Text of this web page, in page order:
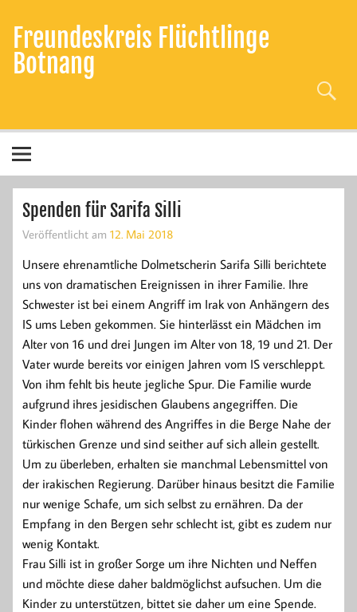
springen
Freundeskreis Flüchtlinge
Botnang
Spenden für Sarifa Silli
Veröffentlicht am 12. Mai 2018
Unsere ehrenamtliche Dolmetscherin Sarifa Silli berichtete
uns von dramatischen Ereignissen in ihrer Familie. Ihre
Schwester ist bei einem Angriff im Irak von Anhängern des
IS ums Leben gekommen. Sie hinterlässt ein Mädchen im
Alter von 16 und drei Jungen im Alter von 18, 19 und 21. Der
Vater wurde bereits vor einigen Jahren vom IS verschleppt.
Von ihm fehlt bis heute jegliche Spur. Die Familie wurde
aufgrund ihres jesidischen Glaubens angegriffen. Die
Kinder flohen während des Angriffes in die Berge Nahe der
türkischen Grenze und sind seither auf sich allein gestellt.
Um zu überleben, erhalten sie manchmal Lebensmittel von
der irakischen Regierung. Darüber hinaus besitzt die Familie
nur wenige Schafe, um sich selbst zu ernähren. Da der
Empfang in den Bergen sehr schlecht ist, gibt es zudem nur
wenig Kontakt.
Frau Silli ist in großer Sorge um ihre Nichten und Neffen
und möchte diese daher baldmöglichst aufsuchen. Um die
Kinder zu unterstützen, bittet sie daher um eine Spende.